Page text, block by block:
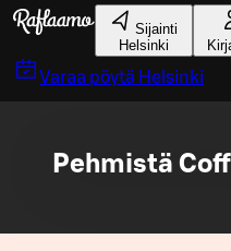
Siirry pääsisältöön
Sijainti
Helsinki
Varaa pöytä Helsinki
Pehmistä